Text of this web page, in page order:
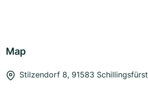
Map
Stilzendorf 8, 91583 Schillingsfürst